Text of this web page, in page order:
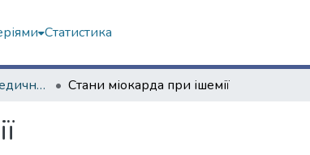
Статистика
Наукові роботи. Медичний факультет Стани міокарда при ішемії